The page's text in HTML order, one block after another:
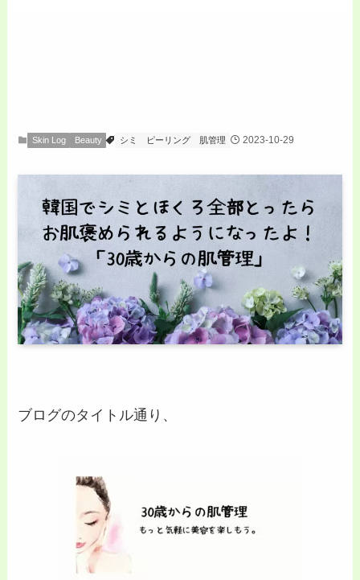
Skin Log Beauty シミ ピーリング 肌管理 2023-10-29
ブログのタイトル通り、